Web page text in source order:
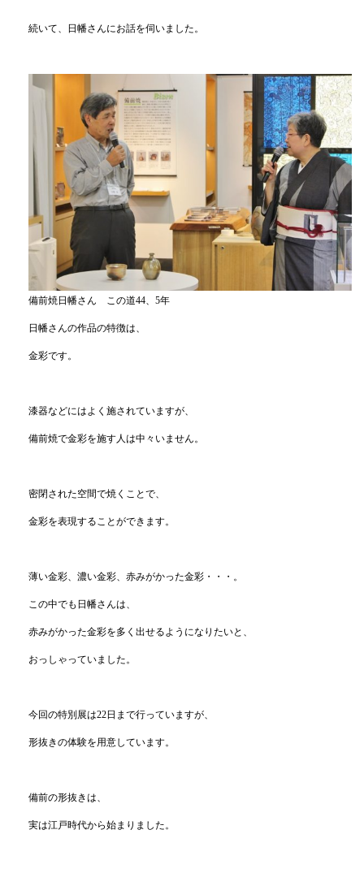
続いて、日幡さんにお話を伺いました。
備前焼日幡さん この道44、5年
日幡さんの作品の特徴は、
金彩です。
漆器などにはよく施されていますが、
備前焼で金彩を施す人は中々いません。
密閉された空間で焼くことで、
金彩を表現することができます。
薄い金彩、濃い金彩、赤みがかった金彩・・・。
この中でも日幡さんは、
赤みがかった金彩を多く出せるようになりたいと、
おっしゃっていました。
今回の特別展は22日まで行っていますが、
形抜きの体験を用意しています。
備前の形抜きは、
実は江戸時代から始まりました。